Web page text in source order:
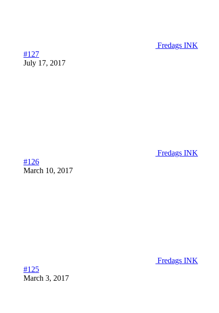
Fredags INK
#127
July 17, 2017
Fredags INK
#126
March 10, 2017
Fredags INK
#125
March 3, 2017